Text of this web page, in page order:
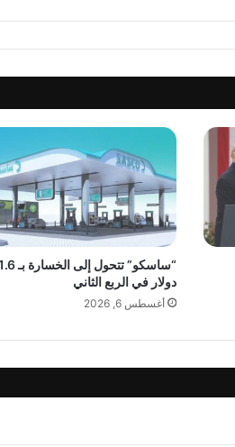
دولار في الربع الثاني
أغسطس 6, 2026